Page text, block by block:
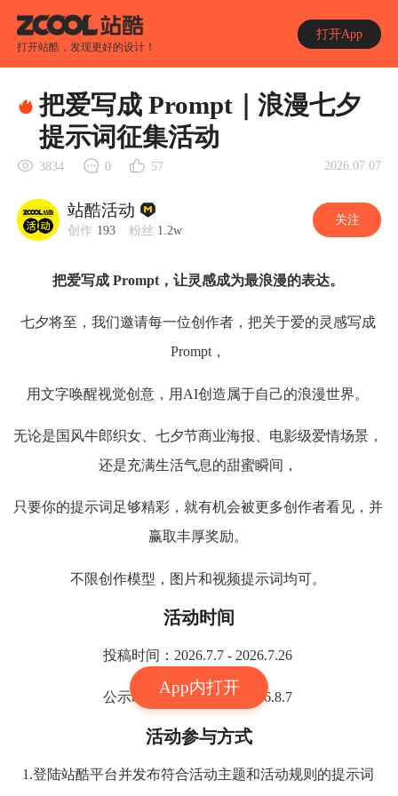
打开站酷，发现更好的设计！
打开App
App内打开
把爱写成 Prompt｜浪漫七夕
提示词征集活动
3834 0 57 2026.07.07
站酷活动
创作 193 粉丝 1.2w
关注
把爱写成 Prompt，让灵感成为最浪漫的表达。
七夕将至，我们邀请每一位创作者，把关于爱的灵感写成
Prompt，
用文字唤醒视觉创意，用AI创造属于自己的浪漫世界。
无论是国风牛郎织女、七夕节商业海报、电影级爱情场景，
还是充满生活气息的甜蜜瞬间，
只要你的提示词足够精彩，就有机会被更多创作者看见，并
赢取丰厚奖励。
不限创作模型，图片和视频提示词均可。
活动时间
投稿时间：2026.7.7 - 2026.7.26
公示时间：2026.7.27 - 2026.8.7
活动参与方式
1.登陆站酷平台并发布符合活动主题和活动规则的提示词